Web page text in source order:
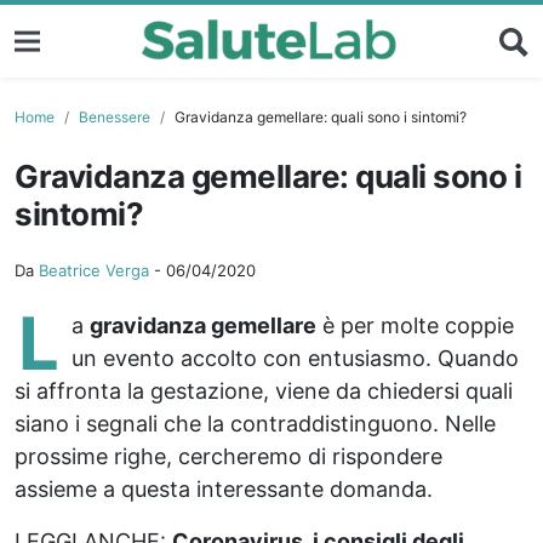
Home Benessere Gravidanza gemellare: quali sono i sintomi?
Gravidanza gemellare: quali sono i
sintomi?
Da Beatrice Verga - 06/04/2020
L a gravidanza gemellare è per molte coppie
un evento accolto con entusiasmo. Quando
si affronta la gestazione, viene da chiedersi quali
siano i segnali che la contraddistinguono. Nelle
prossime righe, cercheremo di rispondere
assieme a questa interessante domanda.